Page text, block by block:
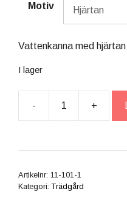
Motiv
Vattenkanna med hjärtan
I lager
- +
Artikelnr: 11-101-1
Kategori:Trädgård